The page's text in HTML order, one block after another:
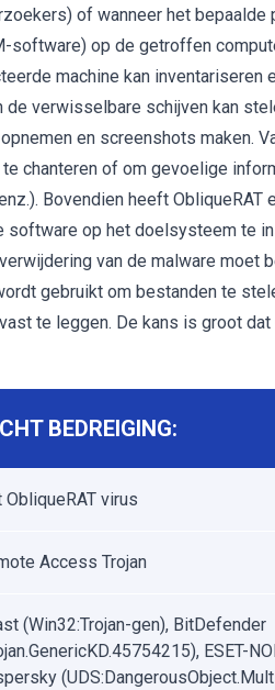
of wanneer het
software) op de getroffen
machine kan inventariseren
de verwisselbare schijven kan
en screenshots maken.
chanteren of om gevoelige
Bovendien heeft ObliqueRAT
op het doelsysteem te
van de malware moet
gebruikt om bestanden te
te leggen. De kans is groot
BEDREIGING:
ObliqueRAT virus
Access Trojan
(Win32:Trojan-gen), BitDefender
ESET-